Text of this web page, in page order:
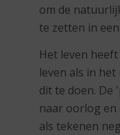
om de
te zetten in
Het leven
leven als in
dit te doen. De
naar oorlog en
als tekenen